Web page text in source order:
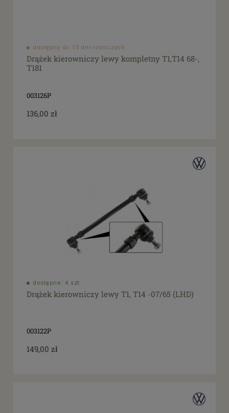
dostępny do 10 dni roboczych
Drążek kierowniczy lewy kompletny T1,T14 68-,
T181
003126P
136,00 zł
dostępne: 4 szt.
Drążek kierowniczy lewy T1, T14 -07/65 (LHD)
003122P
149,00 zł